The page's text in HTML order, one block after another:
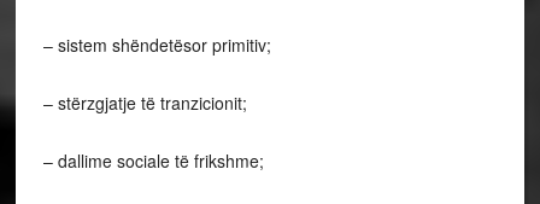
– sistem shëndetësor primitiv;
– stërzgjatje të tranzicionit;
– dallime sociale të frikshme;